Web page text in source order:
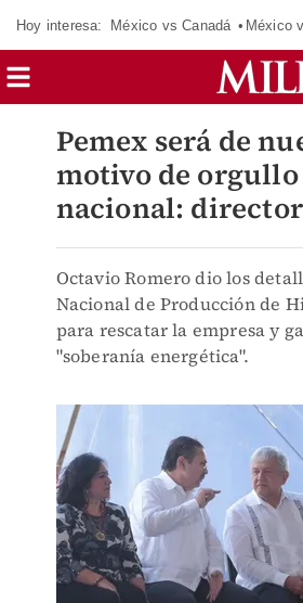
Hoy interesa: México vs Canadá México
Pemex será de
motivo de orgullo
nacional: director
Octavio Romero dio los
Nacional de Producción de
para rescatar la empresa y
"soberanía energética".